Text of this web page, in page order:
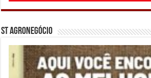
ST Agronegócio